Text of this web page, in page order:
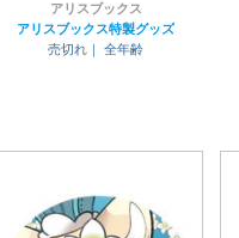
アリスブックス
アリスブックス特製グッズ
売切れ｜
全年齢